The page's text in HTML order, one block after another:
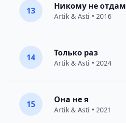
13 Никому не отдам
Artik & Asti • 2016
14 Только раз
Artik & Asti • 2024
15 Она не я
Artik & Asti • 2021